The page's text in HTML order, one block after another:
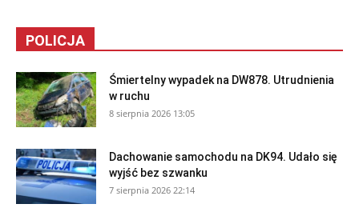
POLICJA
Śmiertelny wypadek na DW878. Utrudnienia
w ruchu
8 sierpnia 2026 13:05
Dachowanie samochodu na DK94. Udało się
wyjść bez szwanku
7 sierpnia 2026 22:14